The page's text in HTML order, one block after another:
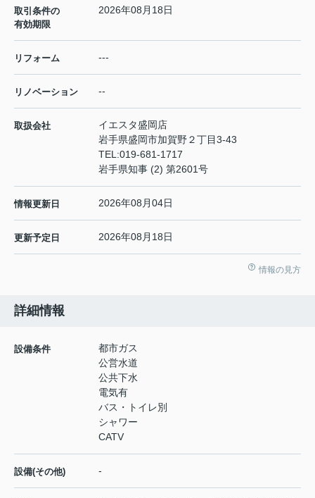
取引条件の
有効期限
2026年08月18日
リフォーム ---
リノベーション --
取扱会社
イエスタ盛岡店
岩手県盛岡市加賀野２丁目3-43
TEL:019-681-1717
岩手県知事 (2) 第2601号
情報更新日 2026年08月04日
更新予定日 2026年08月18日
情報の見方
詳細情報
設備条件
都市ガス
公営水道
公共下水
電気有
バス・トイレ別
シャワー
CATV
設備(その他) -